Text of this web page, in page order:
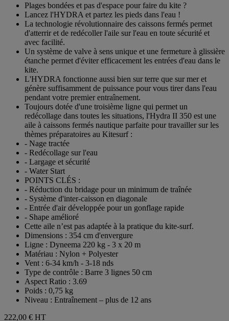
étoiles.
Plages bondées et pas d'espace pour faire du kite ?
Lancez l'HYDRA et partez les pieds dans l'eau !
La technologie révolutionnaire des caissons fermés permet
d'atterrir et de redécoller l'aile sur l'eau en toute sécurité et
avec facilité.
Un système de valve à sens unique et une fermeture à glissière
étanche permet d'éviter efficacement les entrées d'eau dans le
kite.
L'HYDRA fonctionne aussi bien sur terre que sur mer et
génère suffisamment de puissance pour vous tirer dans l'eau
pendant votre premier entraînement.
Toujours dotée d'une troisième ligne qui permet un
redécollage dans toutes les situations, l'Hydra II 350 est une
aile à caissons fermés nautique parfaite pour travailler sur les
thèmes préparatoires au Kitesurf :
- Nage tractée
- Redécollage sur l'eau
- Largage et sécurité
- Water Start
POINTS CLÉS :
- Réduction du bridage pour un minimum de traînée
- Système d'inter-caisson en diagonale
- Entrée d'air développée pour un gonflage rapide
- Shape amélioré
Cette aile n’est pas adaptée à la pratique du kite-surf.
Dimensions : 354 cm d'envergure
Ligne : Dyneema 220 kg - 3 x 20 m
Matériau : Nylon + Polyester
Vent : 6-34 km/h - 3-18 nds
Type de contrôle : Barre 3 lignes 50 cm
Aspect Ratio : 3.69
Poids : 0,75 kg
Niveau : Entraînement – plus de 12 ans
222,00 € HT